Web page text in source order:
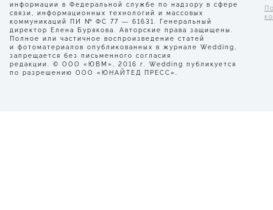
информации в Федеральной службе по надзору в сфере
связи, информационных технологий и массовых
коммуникаций ПИ № ФС 77 — 61631. Генеральный
директор Елена Бурякова. Авторские права защищены.
Полное или частичное воспроизведение статей
и фотоматериалов опубликованных в журнале Wedding,
запрещается без письменного согласия
редакции. © ООО «ЮВМ», 2016 г. Wedding публикуется
по разрешению ООО «ЮНАЙТЕД ПРЕСС».